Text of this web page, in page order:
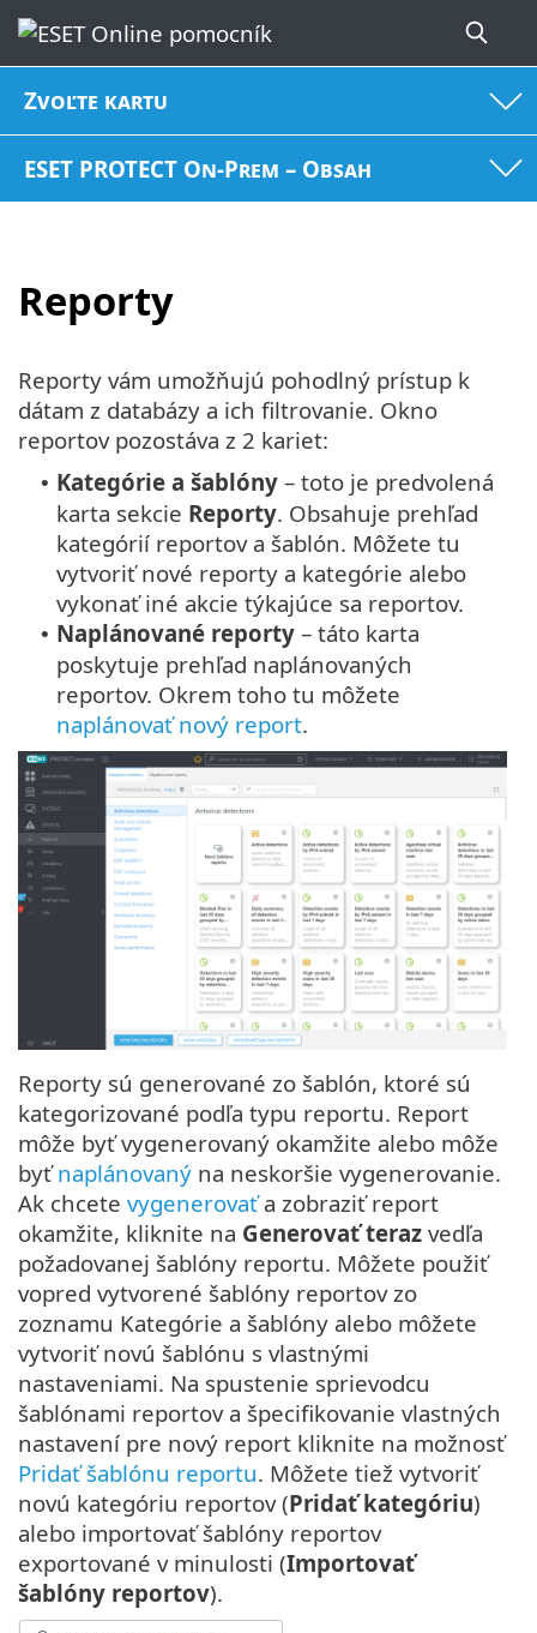
Zvoľte kartu
ESET PROTECT On-Prem – Obsah
Reporty
Reporty vám umožňujú pohodlný prístup k
dátam z databázy a ich filtrovanie. Okno
reportov pozostáva z 2 kariet:
• Kategórie a šablóny – toto je predvolená
karta sekcie Reporty. Obsahuje prehľad
kategórií reportov a šablón. Môžete tu
vytvoriť nové reporty a kategórie alebo
vykonať iné akcie týkajúce sa reportov.
• Naplánované reporty – táto karta
poskytuje prehľad naplánovaných
reportov. Okrem toho tu môžete
naplánovať nový report.
Reporty sú generované zo šablón, ktoré sú
kategorizované podľa typu reportu. Report
môže byť vygenerovaný okamžite alebo môže
byťnaplánovaný na neskoršie vygenerovanie.
Ak chcete vygenerovaťa zobraziť report
okamžite, kliknite na Generovať teraz vedľa
požadovanej šablóny reportu. Môžete použiť
vopred vytvorené šablóny reportov zo
zoznamu Kategórie a šablóny alebo môžete
vytvoriť novú šablónu s vlastnými
nastaveniami. Na spustenie sprievodcu
šablónami reportov a špecifikovanie vlastných
nastavení pre nový report kliknite na možnosť
Pridať šablónu reportu. Môžete tiež vytvoriť
novú kategóriu reportov (Pridať kategóriu)
alebo importovať šablóny reportov
exportované v minulosti (Importovať
šablóny reportov).